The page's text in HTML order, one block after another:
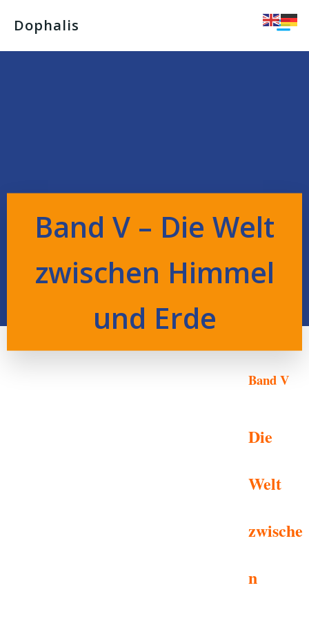
Dophalis
Band V – Die Welt
zwischen Himmel
und Erde
Band V
Die
Welt
zwische
n